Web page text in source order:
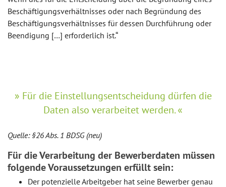
Beschäftigungsverhältnisses oder nach Begründung des
Beschäftigungsverhältnisses für dessen Durchführung oder
Beendigung […] erforderlich ist.“
Für die Einstellungsentscheidung dürfen die
Daten also verarbeitet werden.
Quelle: §26 Abs. 1 BDSG (neu)
Für die Verarbeitung der Bewerberdaten müssen
folgende Voraussetzungen erfüllt sein:
Der potenzielle Arbeitgeber hat seine Bewerber genau